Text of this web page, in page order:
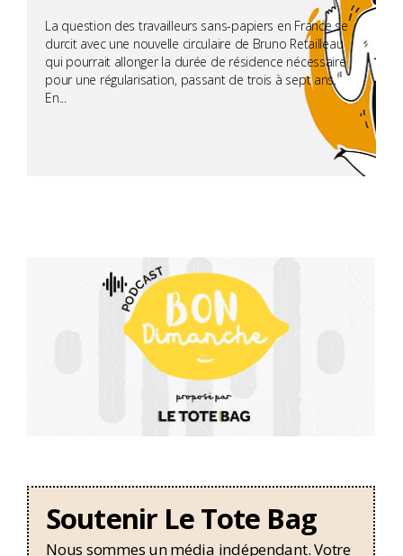
La question des travailleurs sans-papiers en France se
durcit avec une nouvelle circulaire de Bruno Retailleau
qui pourrait allonger la durée de résidence nécessaire
pour une régularisation, passant de trois à sept ans.
En...
Soutenir Le Tote Bag
Nous sommes un média indépendant. Votre